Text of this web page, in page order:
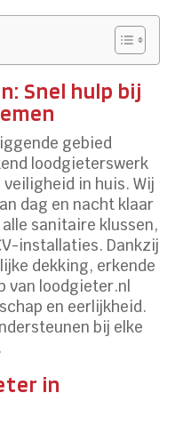
Snel hulp bij
gebied
loodgieterswerk
in huis.​ Wij
dag en nacht klaar
sanitaire klussen,
installaties.​ Dankzij
dekking, erkende
van loodgieter.​nl
en eerlijkheid.​
bij elke
in